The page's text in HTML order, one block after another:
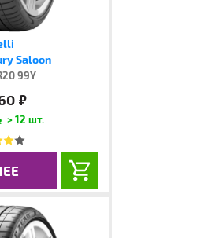
Saloon
99Y
руб.
> 12 шт.